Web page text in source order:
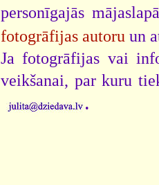
personīgajās
fotogrāfijas autoru un
Ja fotogrāfijas vai
veikšanai, par kuru
.